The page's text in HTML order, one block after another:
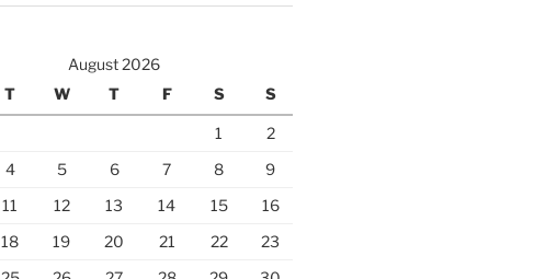
August 2026
T W T F S S
1
2
4 5 6 7 8
9
11 12 13 14 15
16
18 19 20 21 22
23